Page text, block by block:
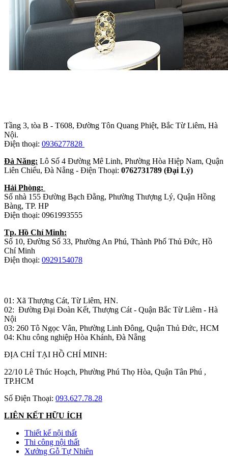
Tầng 3, tòa B - T608, Đường Tôn Quang Phiệt, Bắc Từ Liêm, Hà
Nội.
Điện thoại: 0936277828
Đà Năng: Lô Số 4 Đường Mê Linh, Phường Hòa Hiệp Nam, Quận
Liên Chiểu, Đà Nẵng - Điện Thoại: 0762731789 (Đại Lý)
Hải Phòng:
Số nhà 155 Đường Bạch Đằng, Phường Thượng Lý, Quận Hồng
Bàng, TP. HP
Điện thoại: 0961993555
Tp. Hồ Chí Minh:
Số 10, Đường Số 33, Phường An Phú, Thành Phố Thủ Đức, Hồ
Chí Minh
Điện thoại: 0929154078
01: Xã Thượng Cát, Từ Liêm, HN.
02: Đường Đại Đoàn Kết, Thượng Cát - Quận Bắc Từ Liêm - Hà
Nội
03: 260 Tô Ngọc Vân, Phường Linh Đông, Quận Thủ Đức, HCM
04: Khu công nghiệp Hòa Khánh, Đà Nẵng
ĐỊA CHỈ TẠI HỒ CHÍ MINH:
22/10 Lê Thúc Hoạch, Phường Phú Thọ Hòa, Quận Tân Phú ,
TP.HCM
Số Điện Thoại: 093.627.78.28
LIÊN KẾT HỮU ÍCH
Thiết kế nội thất
Thi công nội thất
Xưởng Gỗ Tự Nhiên